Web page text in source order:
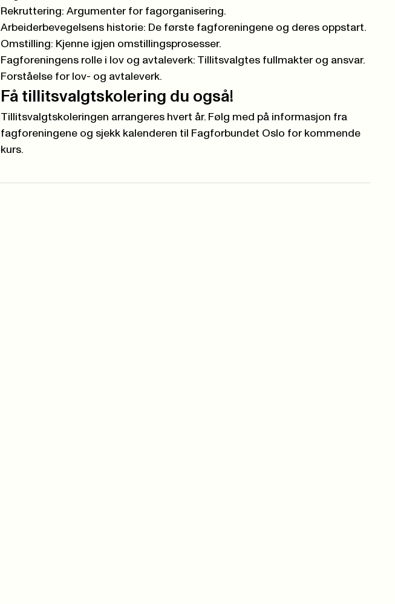
Rekruttering: Argumenter for fagorganisering.
Arbeiderbevegelsens historie: De første fagforeningene og deres oppstart.
Omstilling: Kjenne igjen omstillingsprosesser.
Fagforeningens rolle i lov og avtaleverk: Tillitsvalgtes fullmakter og ansvar.
Forståelse for lov- og avtaleverk.
Få tillitsvalgtskolering du også!
Tillitsvalgtskoleringen arrangeres hvert år. Følg med på informasjon fra
fagforeningene og sjekk kalenderen til Fagforbundet Oslo for kommende
kurs.